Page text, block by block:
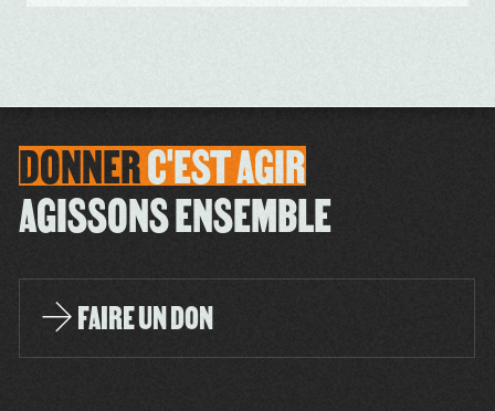
DONNERC'ESTAGIR
AGISSONS ENSEMBLE
FAIRE UN DON